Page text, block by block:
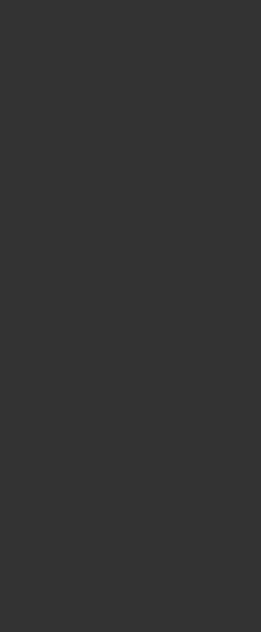
ЦВЕТА "РУМЯНА" BLUSH IS LIFE
TO SEE MORE OPTIONS